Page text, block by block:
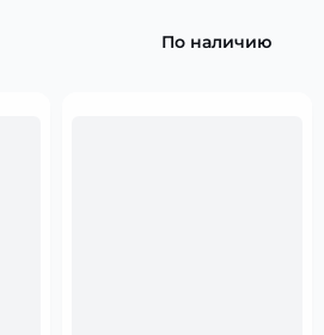
По наличию